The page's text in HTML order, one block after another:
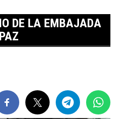
DE LA EMBAJADA